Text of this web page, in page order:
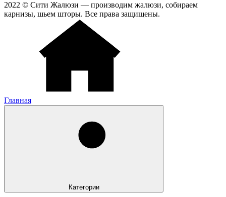
2022 © Сити Жалюзи — производим жалюзи, собираем
карнизы, шьем шторы. Все права защищены.
Главная
Категории